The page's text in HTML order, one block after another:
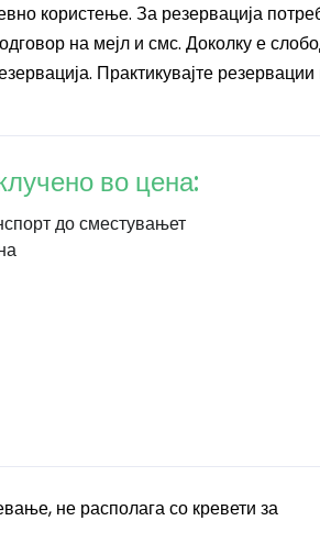
користење. За резервација
на мејл и смс. Доколку е
Практикувајте резервации
во цена:
до сместувањет
не располага со кревети за